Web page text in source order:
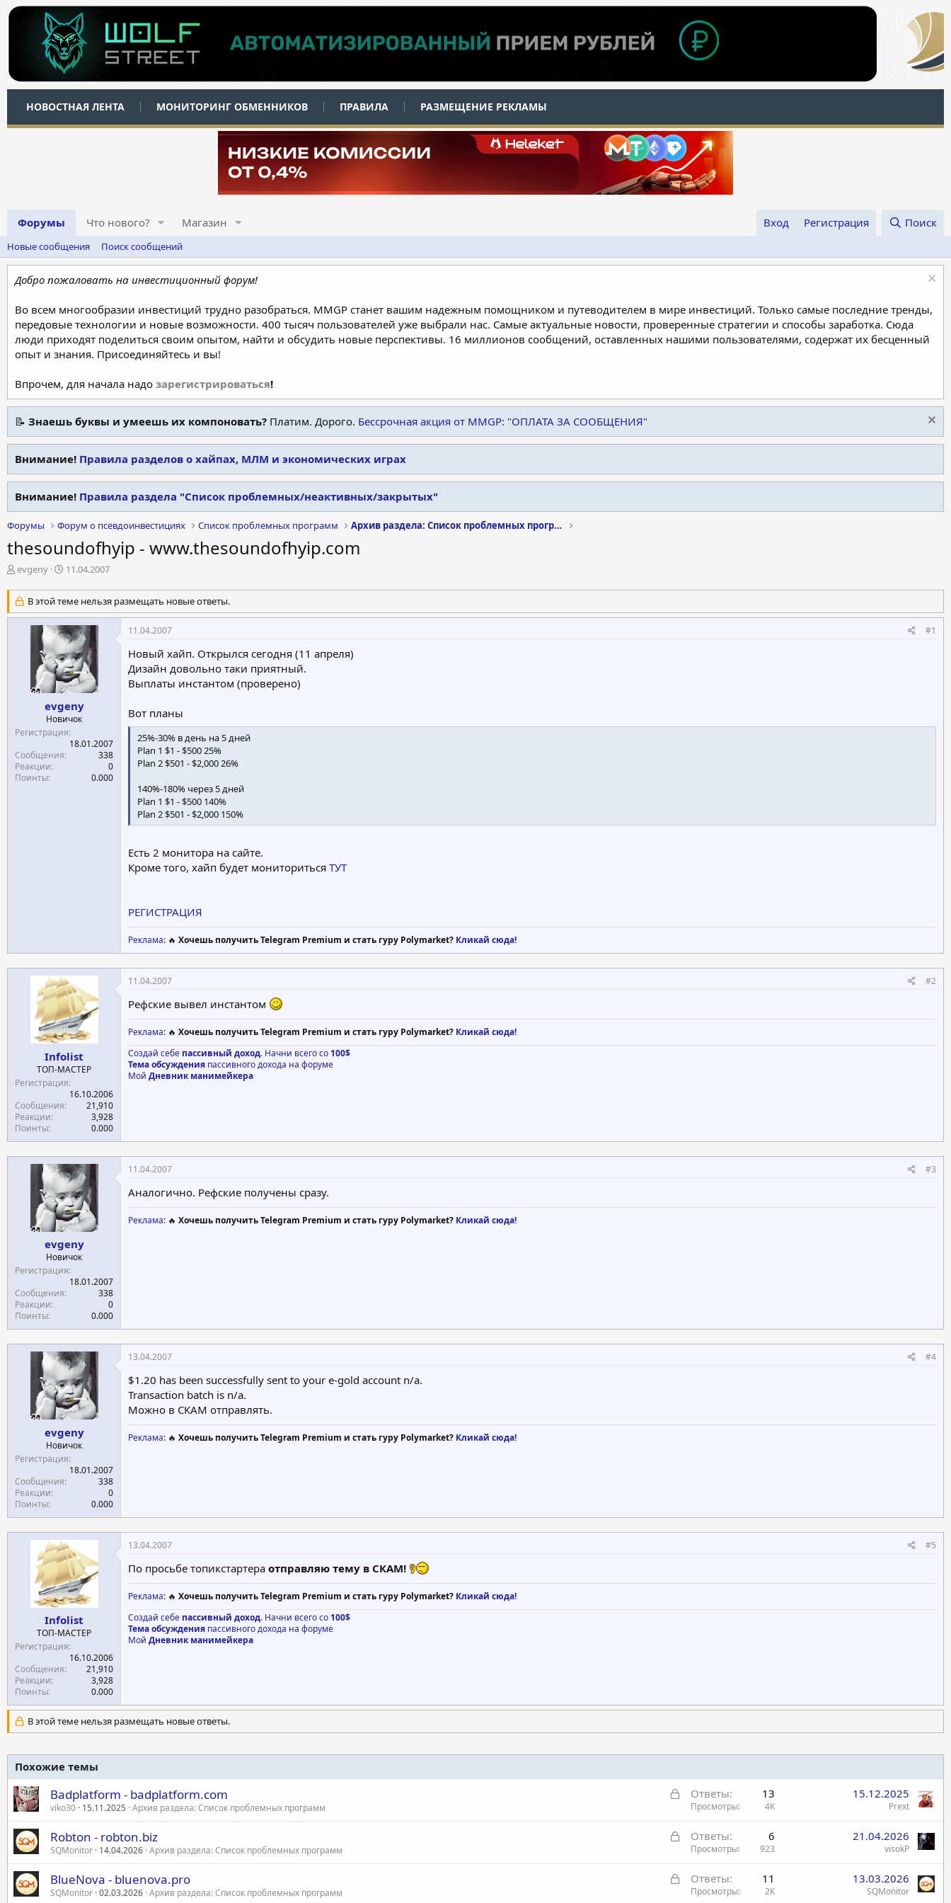
НОВОСТНАЯ ЛЕНТА МОНИТОРИНГ ОБМЕННИКОВ ПРАВИЛА РАЗМЕЩЕНИЕ РЕКЛАМЫ
Форумы Что нового? Магазин Вход Регистрация Поиск
Новые сообщения Поиск сообщений
Добро пожаловать на инвестиционный форум!
Во всем многообразии инвестиций трудно разобраться. MMGP станет вашим надежным помощником и путеводителем в мире инвестиций. Только самые последние тренды,
передовые технологии и новые возможности. 400 тысяч пользователей уже выбрали нас. Самые актуальные новости, проверенные стратегии и способы заработка. Сюда
люди приходят поделиться своим опытом, найти и обсудить новые перспективы. 16 миллионов сообщений, оставленных нашими пользователями, содержат их бесценный
опыт и знания. Присоединяйтесь и вы!
Впрочем, для начала надо зарегистрироваться!
📝 Знаешь буквы и умеешь их компоновать? Платим. Дорого. Бессрочная акция от MMGP: "ОПЛАТА ЗА СООБЩЕНИЯ"
Внимание! Правила разделов о хайпах, МЛМ и экономических играх
Внимание! Правила раздела "Список проблемных/неактивных/закрытых"
Форумы Форум о псевдоинвестициях Список проблемных программ Архив раздела: Список проблемных программ
thesoundofhyip - www.thesoundofhyip.com
А
т
о
р
evgeny
Д
т
а
н
а
ч
а
л
а
11.04.2007
В этой теме нельзя размещать новые ответы.
evgeny
Новичок
Регистрация
18.01.2007
Сообщения
338
Реакции
0
Поинты
0.000
11.04.2007 #1
Новый хайп. Открылся сегодня (11 апреля)
Дизайн довольно таки приятный.
Выплаты инстантом (проверено)
Вот планы
25%-30% в день на 5 дней
Plan 1 $1 - $500 25%
Plan 2 $501 - $2,000 26%
140%-180% через 5 дней
Plan 1 $1 - $500 140%
Plan 2 $501 - $2,000 150%
Есть 2 монитора на сайте.
Кроме того, хайп будет мониториться ТУТ
РЕГИСТРАЦИЯ
Реклама: 🔥 Хочешь получить Telegram Premium и стать гуру Polymarket? Кликай сюда!
Infolist
ТОП-МАСТЕР
Регистрация
16.10.2006
Сообщения
21,910
Реакции
3,928
Поинты
0.000
11.04.2007 #2
Рефские вывел инстантом
Реклама: 🔥 Хочешь получить Telegram Premium и стать гуру Polymarket? Кликай сюда!
Создай себе пассивный доход. Начни всего со 100$
Тема обсуждения пассивного дохода на форуме
Мой Дневник манимейкера
evgeny
Новичок
Регистрация
18.01.2007
Сообщения
338
Реакции
0
Поинты
0.000
11.04.2007 #3
Аналогично. Рефские получены сразу.
Реклама: 🔥 Хочешь получить Telegram Premium и стать гуру Polymarket? Кликай сюда!
evgeny
Новичок
Регистрация
18.01.2007
Сообщения
338
Реакции
0
Поинты
0.000
13.04.2007 #4
$1.20 has been successfully sent to your e-gold account n/a.
Transaction batch is n/a.
Можно в СКАМ отправлять.
Реклама: 🔥 Хочешь получить Telegram Premium и стать гуру Polymarket? Кликай сюда!
Infolist
ТОП-МАСТЕР
Регистрация
16.10.2006
Сообщения
21,910
Реакции
3,928
Поинты
0.000
13.04.2007 #5
По просьбе топикстартера отправляю тему в СКАМ!
Реклама: 🔥 Хочешь получить Telegram Premium и стать гуру Polymarket? Кликай сюда!
Создай себе пассивный доход. Начни всего со 100$
Тема обсуждения пассивного дохода на форуме
Мой Дневник манимейкера
В этой теме нельзя размещать новые ответы.
Похожие темы
З
р
а
Badplatform - badplatform.com
viko30 15.11.2025 Архив раздела: Список проблемных программ
Ответы 13
Просмотры 4K
15.12.2025
Prext
З
р
Robton - robton.biz
SQMonitor 14.04.2026 Архив раздела: Список проблемных программ
Ответы 6
Просмотры 923
21.04.2026
visokP
З
BlueNova - bluenova.pro
SQMonitor 02.03.2026 Архив раздела: Список проблемных программ
Ответы 11
Просмотры 2K
13.03.2026
SQMonitor